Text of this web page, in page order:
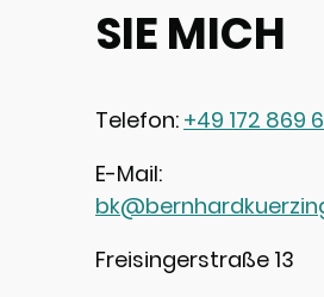
SIE MICH
Telefon: +49 172 869
E-Mail:
Freisingerstraße 13